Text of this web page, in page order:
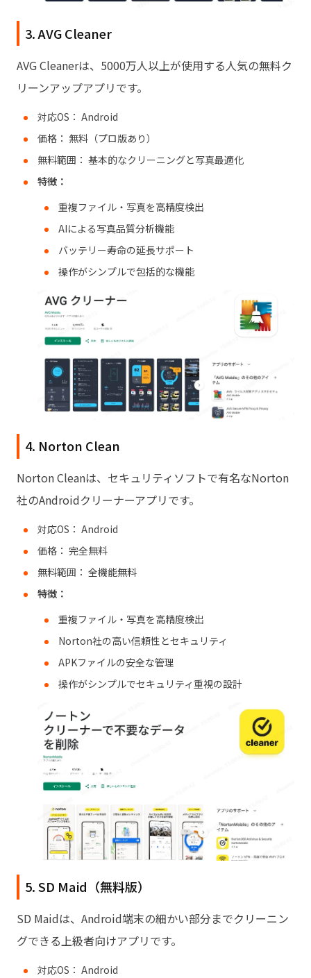
3. AVG Cleaner
AVG Cleanerは、5000万人以上が使用する人気の無料ク
リーンアップアプリです。
対応OS： Android
価格： 無料（プロ版あり）
無料範囲： 基本的なクリーニングと写真最適化
特徴：
重複ファイル・写真を高精度検出
AIによる写真品質分析機能
バッテリー寿命の延長サポート
操作がシンプルで包括的な機能
4. Norton Clean
Norton Cleanは、セキュリティソフトで有名なNorton
社のAndroidクリーナーアプリです。
対応OS： Android
価格： 完全無料
無料範囲： 全機能無料
特徴：
重複ファイル・写真を高精度検出
Norton社の高い信頼性とセキュリティ
APKファイルの安全な管理
操作がシンプルでセキュリティ重視の設計
5. SD Maid（無料版）
SD Maidは、Android端末の細かい部分までクリーニン
グできる上級者向けアプリです。
対応OS： Android